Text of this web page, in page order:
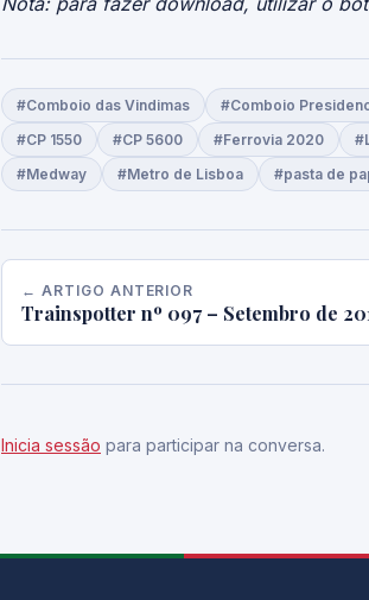
#Comboio das Vindimas #Comboio
#CP 1550
#CP 5600 #Ferrovia 2020
#Medway
#Metro de Lisboa #pasta de
← ARTIGO ANTERIOR
Trainspotter nº 097 – Setembro de
Inicia sessão para participar na conversa.